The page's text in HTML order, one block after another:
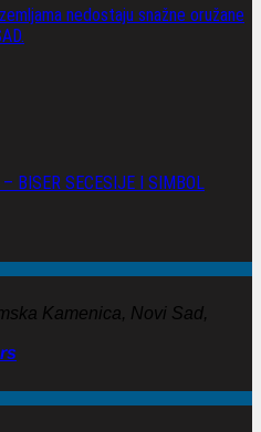
nedostaju snažne oružane
– BISER SECESIJE I SIMBOL
Kamenica, Novi Sad,